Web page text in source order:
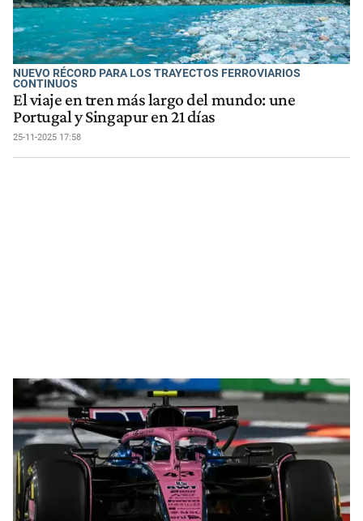
NUEVO RÉCORD PARA LOS TRAYECTOS FERROVIARIOS
CONTINUOS
El viaje en tren más largo del mundo: une
Portugal y Singapur en 21 días
25-11-2025 17:58